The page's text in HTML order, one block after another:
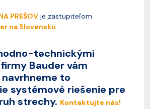
PREŠOV je zastupiteľom
na Slovensku.
technickými
Bauder vám
to
systémové riešenie pre
strechy. Kontaktujte nás!